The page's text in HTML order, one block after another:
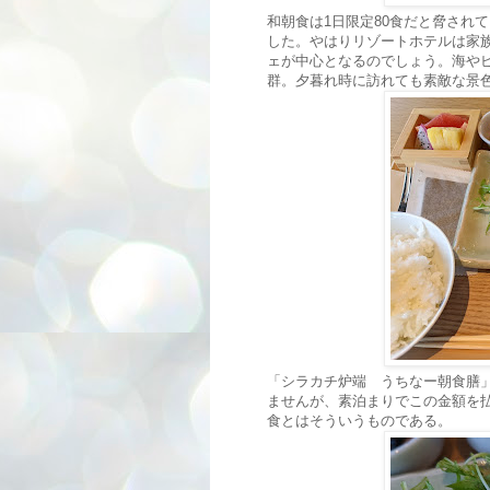
和朝食は1日限定80食だと脅され
した。やはりリゾートホテルは家
ェが中心となるのでしょう。海や
群。夕暮れ時に訪れても素敵な景
「シラカチ炉端 うちなー朝食膳
ませんが、素泊まりでこの金額を
食とはそういうものである。